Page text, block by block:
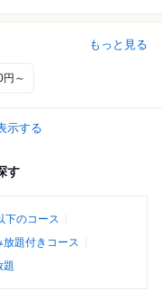
もっと見る
円～
示する
す
下のコース
題付きコース
題